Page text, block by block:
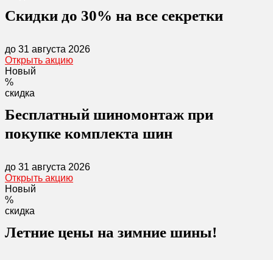
Скидки до 30% на все секретки
до 31 августа 2026
Открыть акцию
Новый
%
скидка
Бесплатный шиномонтаж при
покупке комплекта шин
до 31 августа 2026
Открыть акцию
Новый
%
скидка
Летние цены на зимние шины!